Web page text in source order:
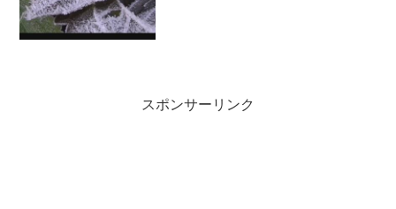
スポンサーリンク